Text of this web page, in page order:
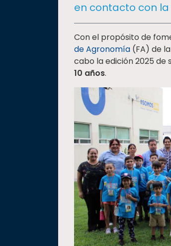
en contacto con
Con el propósito de
de Agronomía (FA) de la
cabo la edición 2025 de
10 años.